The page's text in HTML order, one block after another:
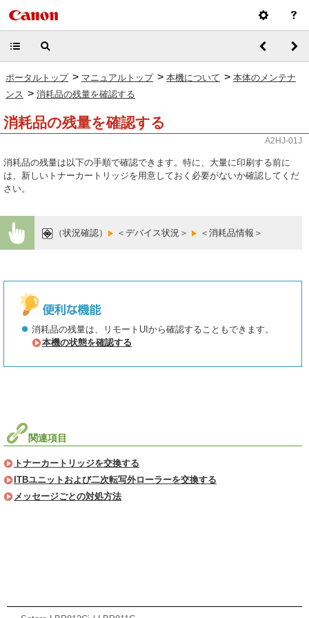
ポータルトップ > マニュアルトップ > 本機について > 本体のメンテナ
ンス > 消耗品の残量を確認する
消耗品の残量を確認する
A2HJ-01J
消耗品の残量は以下の手順で確認できます。特に、大量に印刷する前に
は、新しいトナーカートリッジを用意しておく必要がないか確認してくだ
さい。
（状況確認） ＜デバイス状況＞ ＜消耗品情報＞
消耗品の残量は、リモートUIから確認することもできます。
本機の状態を確認する
関連項目
トナーカートリッジを交換する
ITBユニットおよび二次転写外ローラーを交換する
メッセージごとの対処方法